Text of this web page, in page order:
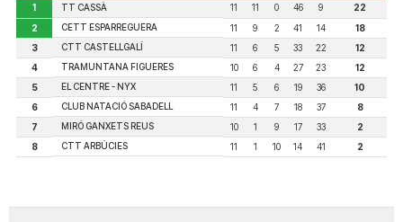
1 TT CASSÀ 11 11 0 46 9
22
2
CETT ESPARREGUERA 11 9 2 41 14
18
3
CTT CASTELLGALÍ 11 6 5 33 22
12
4
TRAMUNTANA FIGUERES 10 6 4 27 23
12
5
EL CENTRE - NYX 11 5 6 19 36
10
6
CLUB NATACIÓ SABADELL 11 4 7 18 37
8
7
MIRÓ GANXETS REUS 10 1 9 17 33
2
8
CTT ARBÚCIES 11 1 10 14 41 2